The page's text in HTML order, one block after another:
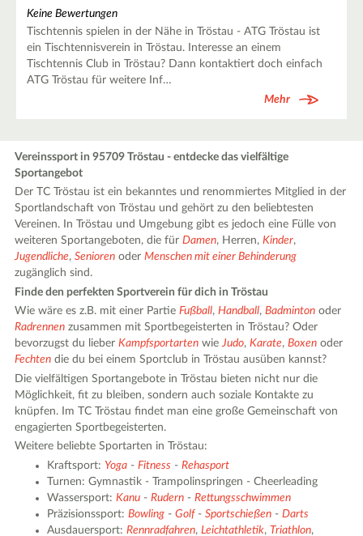
Keine Bewertungen
Tischtennis spielen in der Nähe in Tröstau - ATG Tröstau ist
ein Tischtennisverein in Tröstau. Interesse an einem
Tischtennis Club in Tröstau? Dann kontaktiert doch einfach
ATG Tröstau für weitere Inf…
Mehr
Vereinssport in 95709 Tröstau - entdecke das vielfältige
Sportangebot
Der TC Tröstau ist ein bekanntes und renommiertes Mitglied in der
Sportlandschaft von Tröstau und gehört zu den beliebtesten
Vereinen. In Tröstau und Umgebung gibt es jedoch eine Fülle von
weiteren Sportangeboten, die fürDamen, Herren,Kinder,
Jugendliche,Senioren oderMenschen mit einer Behinderung
zugänglich sind.
Finde den perfekten Sportverein für dich in Tröstau
Wie wäre es z.B. mit einer PartieFußball,Handball,Badminton oder
Radrennen zusammen mit Sportbegeisterten in Tröstau? Oder
bevorzugst du lieberKampfsportarten wieJudo,Karate,Boxen oder
Fechten die du bei einem Sportclub in Tröstau ausüben kannst?
Die vielfältigen Sportangebote in Tröstau bieten nicht nur die
Möglichkeit, fit zu bleiben, sondern auch soziale Kontakte zu
knüpfen. Im TC Tröstau findet man eine große Gemeinschaft von
engagierten Sportbegeisterten.
Weitere beliebte Sportarten in Tröstau:
Kraftsport: Yoga -Fitness -Rehasport
Turnen: Gymnastik - Trampolinspringen - Cheerleading
Wassersport:Kanu -Rudern -Rettungsschwimmen
Präzisionssport:Bowling -Golf-Sportschießen -Darts
Ausdauersport:Rennradfahren,Leichtathletik,Triathlon,